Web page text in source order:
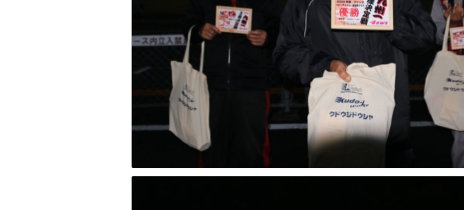
グリップ・ヘビーチューン・普通車クラス